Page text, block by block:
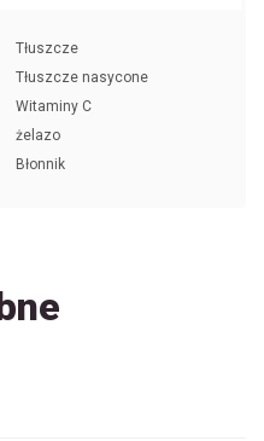
Tłuszcze
Tłuszcze nasycone
Witaminy C
żelazo
Błonnik